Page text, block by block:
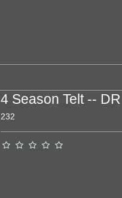
4 Season Telt -- DR
232